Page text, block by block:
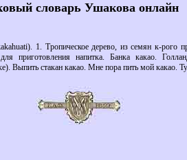
словарь Ушакова онлайн
1. Тропическое дерево, из семян к-рого
приготовления напитка. Банка какао.
Выпить стакан какао. Мне пора пить мой какао.